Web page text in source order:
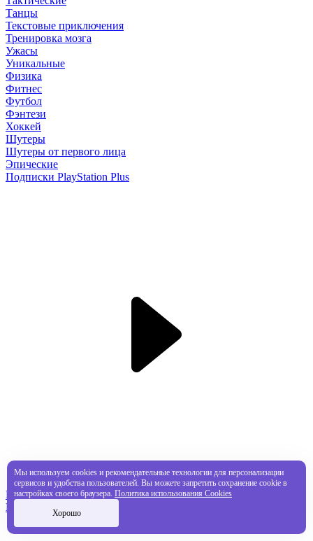
Танцы
Текстовые приключения
Тренировка мозга
Ужасы
Уникальные
Физика
Фитнес
Футбол
Фэнтези
Хоккей
Шутеры
Шутеры от первого лица
Эпические
Подписки PlayStation Plus
Подписка PS Plus за полцены
Пополнение баланса PlayStation
Мы используем cookies и рекомендательные технологии для персонализации
сервисов и удобства пользователей. Вы можете запретить сохранение cookie в
настройках своего браузера. Политика использования Cookies
Хорошо